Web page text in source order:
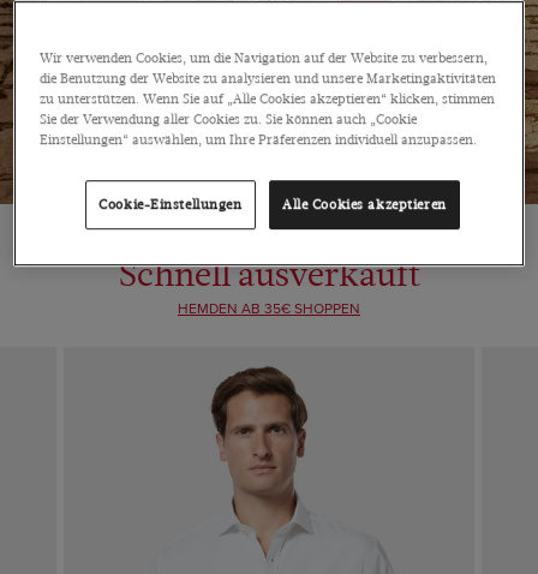
Schnell ausverkauft
HEMDEN AB 35€ SHOPPEN
Wir verwenden Cookies, um die Navigation auf der Website zu verbessern,
die Benutzung der Website zu analysieren und unsere Marketingaktivitäten
zu unterstützen. Wenn Sie auf „Alle Cookies akzeptieren“ klicken, stimmen
Sie der Verwendung aller Cookies zu. Sie können auch „Cookie
Einstellungen“ auswählen, um Ihre Präferenzen individuell anzupassen.
Cookie-Einstellungen Alle Cookies akzeptieren